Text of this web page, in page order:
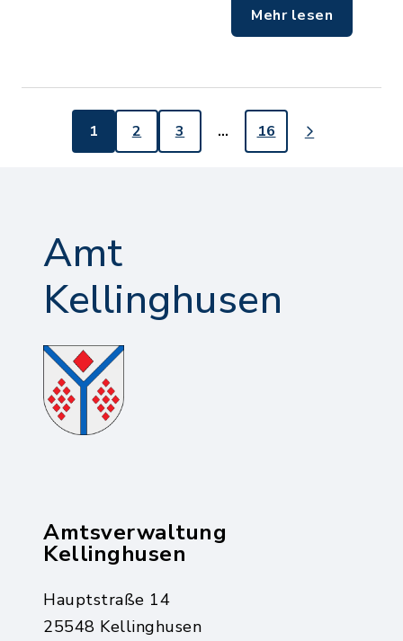
Mehr lesen
1 2 3 … 16
Amt
Kellinghusen
Amtsverwaltung
Kellinghusen
Hauptstraße 14
25548 Kellinghusen